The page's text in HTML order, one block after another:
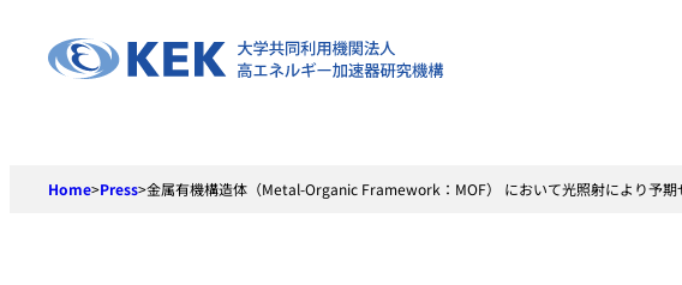
Home>Press>金属有機構造体（Metal-Organic Framework：MOF） において光照射により予期